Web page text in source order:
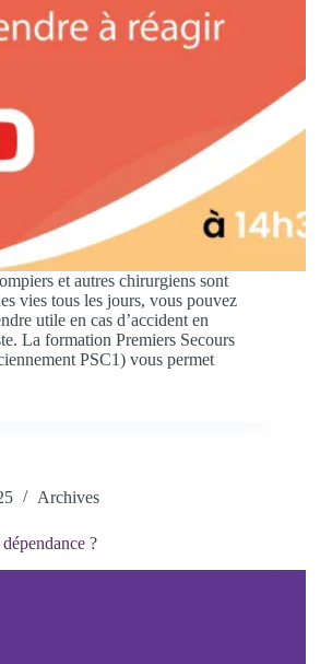
et autres chirurgiens sont
vies tous les jours, vous pouvez
utile en cas d’accident en
La formation Premiers Secours
PSC1) vous permet
Archives
?